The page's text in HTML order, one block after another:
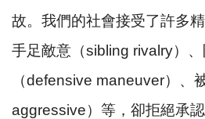
故。我們的社會接受了許多
手足敵意（sibling rivalry）
（defensive maneuver）、
aggressive）等，卻拒絕承